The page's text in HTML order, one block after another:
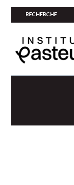
RECHERCHE